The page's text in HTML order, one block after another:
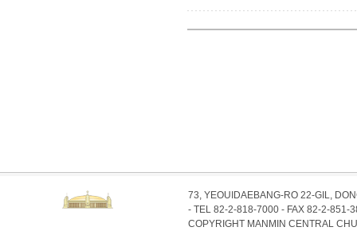
73, YEOUIDAEBANG-RO 22-GIL,
- TEL 82-2-818-7000 - FAX 82-2-851-
COPYRIGHT MANMIN CENTRAL